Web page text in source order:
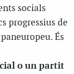
socials
progressius de
És
o un partit